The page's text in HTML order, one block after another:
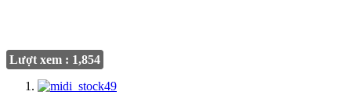
Lượt xem : 1,854